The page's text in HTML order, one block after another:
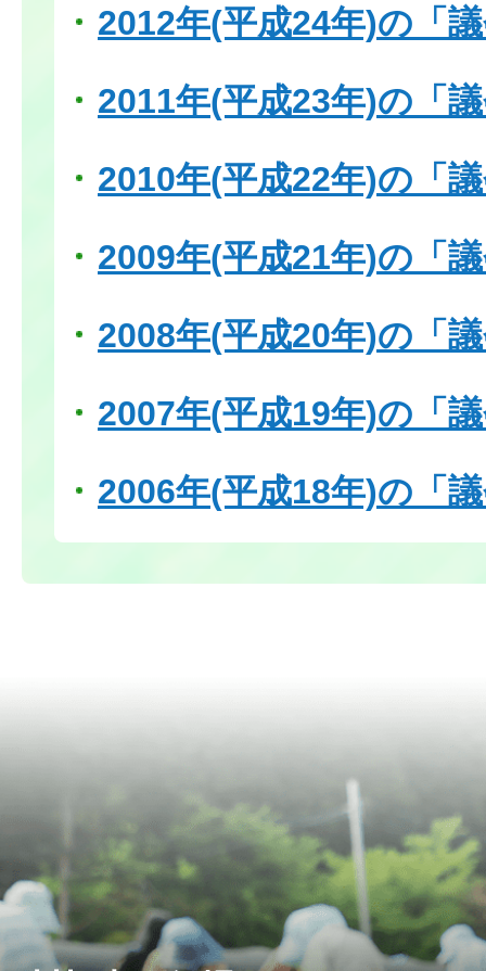
2012年(平成24年)の「
2011年(平成23年)の「
2010年(平成22年)の「
2009年(平成21年)の「
2008年(平成20年)の「
2007年(平成19年)の「
2006年(平成18年)の「